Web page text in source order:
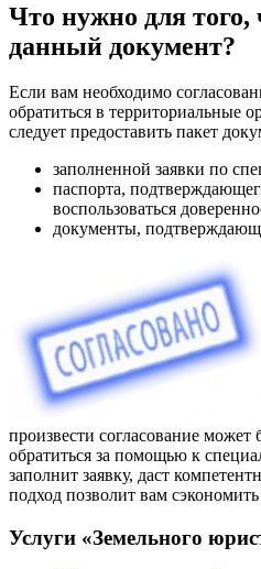
Что нужно для того,
данный документ?
Если вам необходимо
обратиться в территориальные
следует предоставить пакет
заполненной заявки по
паспорта,
воспользоваться
документы,
произвести согласование
обратиться за помощью к
заполнит заявку, даст
подход позволит вам
Услуги «Земельного